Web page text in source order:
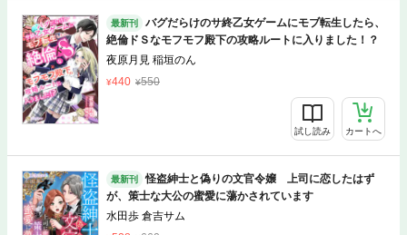
最新刊
バグだらけのサ終乙女ゲームにモブ転生したら、
絶倫ドＳなモフモフ殿下の攻略ルートに入りました！？
夜原月見 稲垣のん
440
550
試し読み カートへ
最新刊
怪盗紳士と偽りの文官令嬢 上司に恋したはず
が、策士な大公の蜜愛に蕩かされています
水田歩 倉吉サム